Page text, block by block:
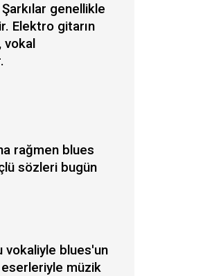
genellikle
Elektro gitarın
vokal
rağmen blues
sözleri bugün
vokaliyle blues'un
eserleriyle müzik